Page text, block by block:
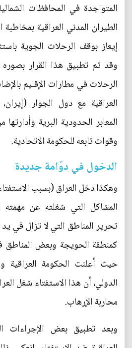
المتواجدة في المحافظات
الطيران المدني العراقية
إيعاز بوقف الرحلات الجوية
وقد تم تطبيق هذا القرار
الرحلات في مطارات الإقليم
العراقية مع دول الجوار
المعابر الحدودية البرية
وقوات تابعه للحكومة الاتحادية.
الدخول في دوّامة جديدة
وهكذا دخل العراق (بسبب
المشاكل التي شغلته عن مهمته
تحرير المناطق التي لا تزال في
كمنطقة الحويجة وبعض المناطق
حيث أعلنت الحكومة العراقية
الدولي، أن هذا الاستفتاء شغل
محاربة الإرهاب.
وبعد تطبيق بعض الإجراءات